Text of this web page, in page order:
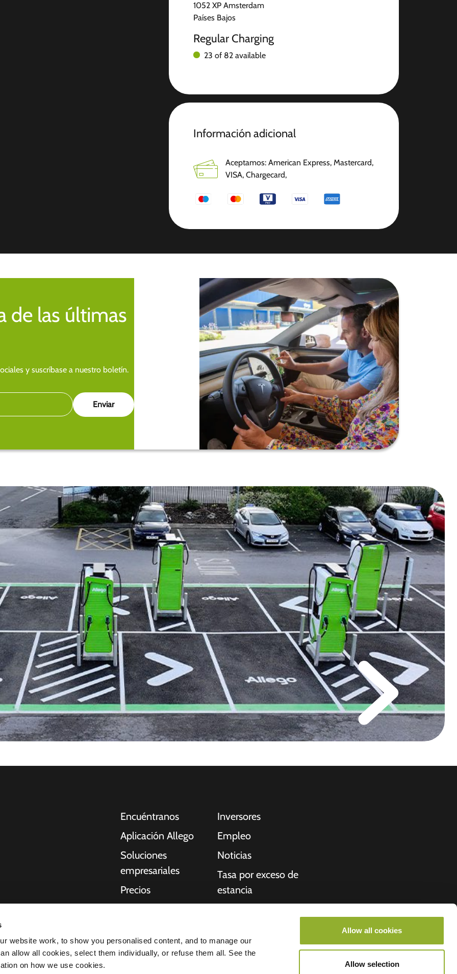
website work, to show you personalised content, and to manage our
allow all cookies, select them individually, or refuse them all. See the
on how we use cookies.
Allow all cookies
Allow selection
1052 XP Amsterdam
Países Bajos
Regular Charging
23 of 82 available
Información adicional
Aceptamos: American Express, Mastercard,
VISA, Chargecard,
de las últimas
y suscríbase a nuestro boletín.
empresas y
a
que necesitan
de nuestros
Encuéntranos
Aplicación Allego
Soluciones
empresariales
Precios
NMBS
Inversores
Empleo
Noticias
Tasa por exceso de
estancia
Stroometiket